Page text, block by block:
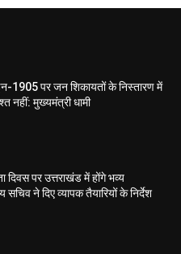
1905 पर जन शिकायतों के निस्तारण में
नहीं: मुख्यमंत्री धामी
दिवस पर उत्तराखंड में होंगे भव्य
सचिव ने दिए व्यापक तैयारियों के निर्देश